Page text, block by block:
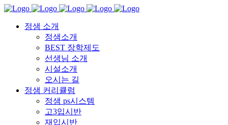
정샘 소개
정샘소개
BEST 장학제도
선생님 소개
시설소개
오시는 길
정샘 커리큘럼
정샘 ps시스템
고3입시반
재입시반